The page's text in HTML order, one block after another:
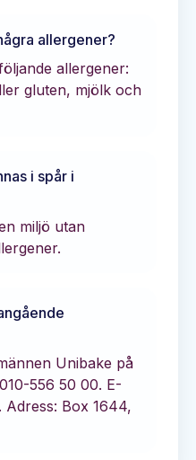
allergener?
allergener:
gluten, mjölk och
i spår i
miljö utan
Unibake på
556 50 00. E-
Adress: Box 1644,